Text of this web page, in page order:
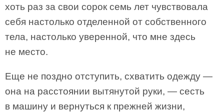
хоть раз за свои сорок семь лет чувствовала
себя настолько отделенной от собственного
тела, настолько уверенной, что мне здесь
не место.
Еще не поздно отступить, схватить одежду —
она на расстоянии вытянутой руки, — сесть
в машину и вернуться к прежней жизни,